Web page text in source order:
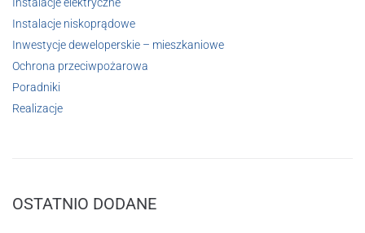
Instalacje niskoprądowe
Inwestycje deweloperskie – mieszkaniowe
Ochrona przeciwpożarowa
Poradniki
Realizacje
OSTATNIO DODANE